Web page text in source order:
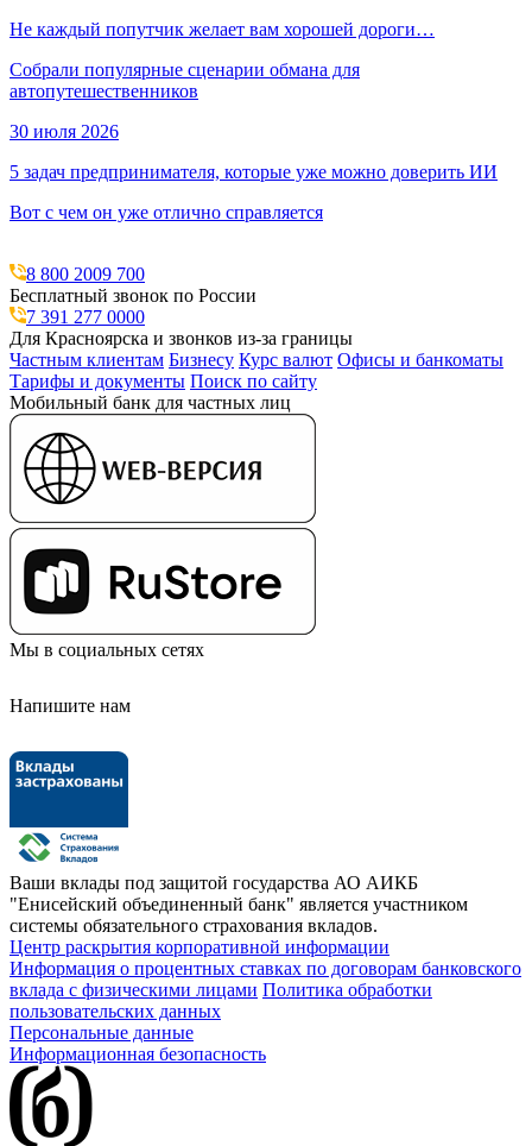
Не каждый попутчик желает вам хорошей дороги…
Собрали популярные сценарии обмана для
автопутешественников
30 июля 2026
5 задач предпринимателя, которые уже можно доверить ИИ
Вот с чем он уже отлично справляется
8 800 2009 700
Бесплатный звонок по России
7 391 277 0000
Для Красноярска и звонков из-за границы
Частным клиентам Бизнесу Курс валют Офисы и банкоматы
Тарифы и документы Поиск по сайту
Мобильный банк для частных лиц
Мы в социальных сетях
Напишите нам
Ваши вклады под защитой государства АО АИКБ
"Енисейский объединенный банк" является участником
системы обязательного страхования вкладов.
Центр раскрытия корпоративной информации
Информация о процентных ставках по договорам банковского
вклада с физическими лицами Политика обработки
пользовательских данных
Персональные данные
Информационная безопасность